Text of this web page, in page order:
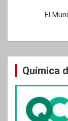
entradas
El
Química